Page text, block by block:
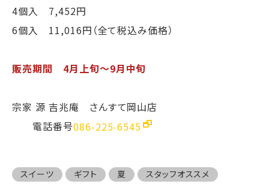
4個入 7,452円
6個入 11,016円（全て税込み価格）
販売期間 4月上旬〜9月中旬
宗家 源 吉兆庵 さんすて岡山店
電話番号086-225-6545
スイーツ ギフト 夏 スタッフオススメ